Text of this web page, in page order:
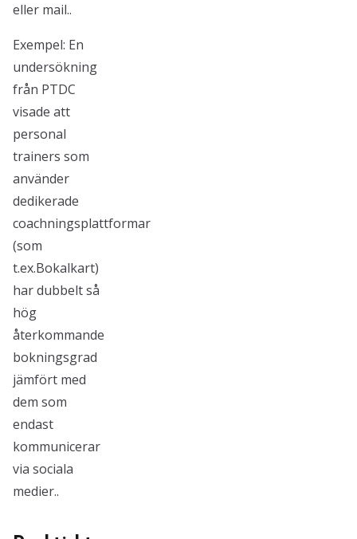
eller mail..
Exempel: En
undersökning
från PTDC
visade att
personal
trainers som
använder
dedikerade
coachningsplattformar
(som
t.ex.Bokalkart)
har dubbelt så
hög
återkommande
bokningsgrad
jämfört med
dem som
endast
kommunicerar
via sociala
medier..